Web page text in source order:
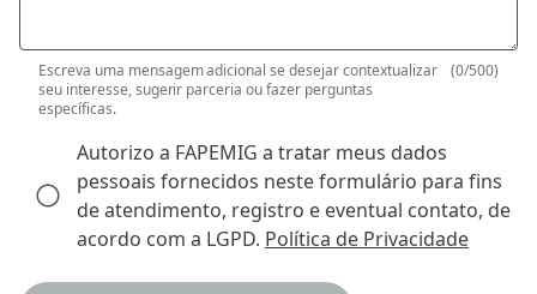
Escreva uma mensagem adicional se desejar contextualizar
seu interesse, sugerir parceria ou fazer perguntas
específicas.
(0/500)
Autorizo a FAPEMIG a tratar meus dados
pessoais fornecidos neste formulário para fins
de atendimento, registro e eventual contato, de
acordo com a LGPD. Política de Privacidade